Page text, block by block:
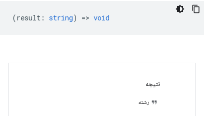
(result : string) => void
نتیجه
رشته